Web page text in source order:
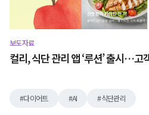
보도자료
컬리, 식단 관리 앱 ‘루션’ 출시…고
다이어트 AI 식단관리